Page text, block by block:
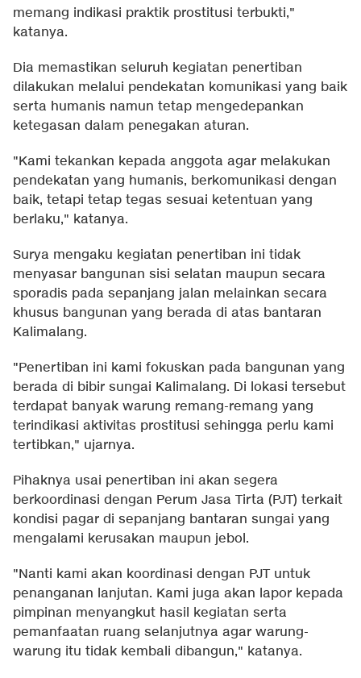
memang indikasi praktik prostitusi terbukti,"
katanya.
Dia memastikan seluruh kegiatan penertiban
dilakukan melalui pendekatan komunikasi yang baik
serta humanis namun tetap mengedepankan
ketegasan dalam penegakan aturan.
"Kami tekankan kepada anggota agar melakukan
pendekatan yang humanis, berkomunikasi dengan
baik, tetapi tetap tegas sesuai ketentuan yang
berlaku," katanya.
Surya mengaku kegiatan penertiban ini tidak
menyasar bangunan sisi selatan maupun secara
sporadis pada sepanjang jalan melainkan secara
khusus bangunan yang berada di atas bantaran
Kalimalang.
"Penertiban ini kami fokuskan pada bangunan yang
berada di bibir sungai Kalimalang. Di lokasi tersebut
terdapat banyak warung remang-remang yang
terindikasi aktivitas prostitusi sehingga perlu kami
tertibkan," ujarnya.
Pihaknya usai penertiban ini akan segera
berkoordinasi dengan Perum Jasa Tirta (PJT) terkait
kondisi pagar di sepanjang bantaran sungai yang
mengalami kerusakan maupun jebol.
"Nanti kami akan koordinasi dengan PJT untuk
penanganan lanjutan. Kami juga akan lapor kepada
pimpinan menyangkut hasil kegiatan serta
pemanfaatan ruang selanjutnya agar warung-
warung itu tidak kembali dibangun," katanya.